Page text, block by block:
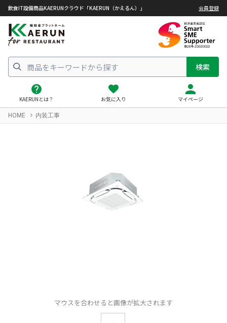
飲食IT設備商品KAERUNクラウド「KAERUN（かえるん）」 会員登録
検索
KAERUNとは？ お気に入り マイページ
HOME 内装工事
マウスを合わせると画像が拡大されます